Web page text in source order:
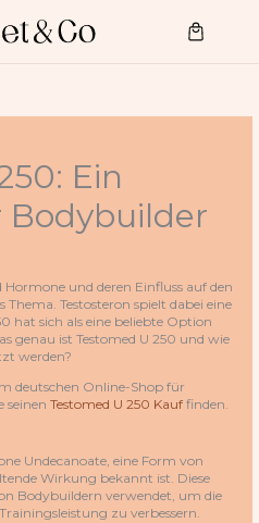
Cart
Ein
und deren Einfluss auf den
Testosteron spielt dabei eine
hat sich als eine beliebte Option
genau ist Testomed U 250 und wie
werden?
deutschen Online-Shop für
seinenTestomed U 250 Kauf finden.
Undecanoate, eine Form von
Wirkung bekannt ist. Diese
Bodybuildern verwendet, um die
zu verbessern.